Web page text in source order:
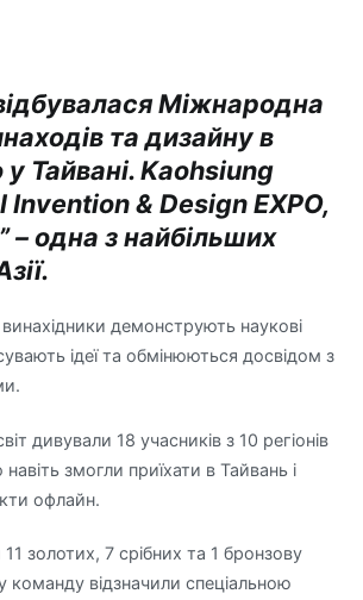
Міжнародна
та дизайну в
Тайвані. Kaohsiung
& Design EXPO,
– одна з найбільших
демонструють наукові
ідеї та обмінюються досвідом з
дивували 18 учасників з 10 регіонів
змогли приїхати в Тайвань і
офлайн.
11 золотих, 7 срібних та 1 бронзову
відзначили спеціальною